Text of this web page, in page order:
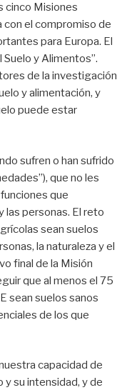
cinco Misiones
con el compromiso de
para Europa. El
y Alimentos”.
de la investigación
y alimentación, y
puede estar
sufren o han sufrido
que no les
que
las personas. El reto
sean suelos
la naturaleza y el
final de la Misión
que al menos el 75
sean suelos sanos
de los que
capacidad de
su intensidad, y de